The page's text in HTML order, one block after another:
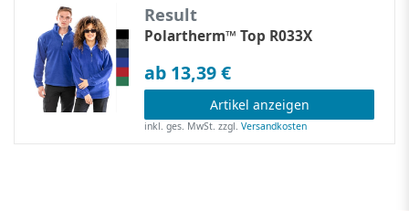
Result
Polartherm™ Top R033X
ab 13,39 €
Artikel anzeigen
inkl. ges. MwSt. zzgl.Versandkosten